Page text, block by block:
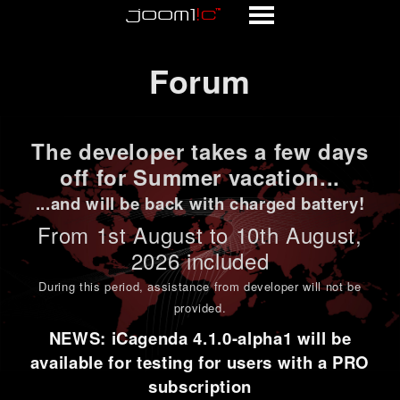
Forum
The developer takes a few days
off for Summer vacation...
...and will be back with charged battery!
From 1stAugust to 10th August,
2026 included
During this period,assistance from developer will not be
provided.
NEWS: iCagenda 4.1.0-alpha1 will be
available for testing for users with a PRO
subscription